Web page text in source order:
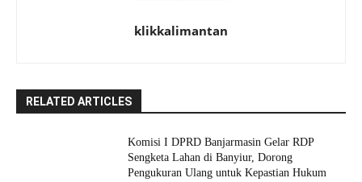
klikkalimantan
RELATED ARTICLES
Komisi I DPRD Banjarmasin Gelar RDP
Sengketa Lahan di Banyiur, Dorong
Pengukuran Ulang untuk Kepastian Hukum